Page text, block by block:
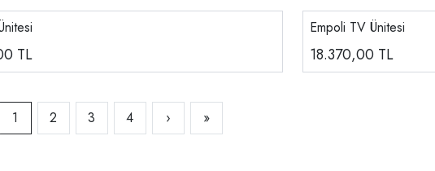
TL
Empoli TV Ünitesi
18.370,00 TL
1 2 3 4 › »